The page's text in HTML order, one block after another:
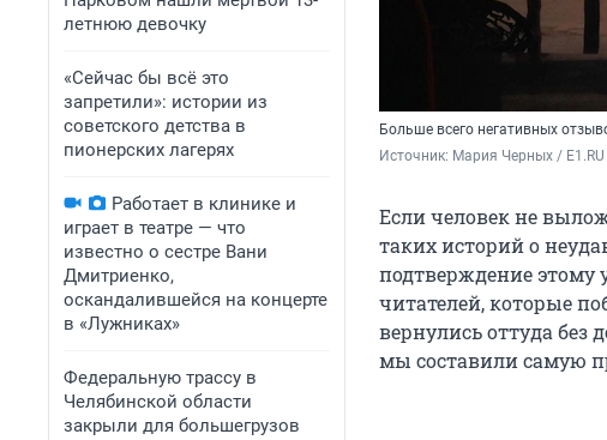
летнюю девочку
«Сейчас бы всё это
запретили»: истории из
советского детства в
пионерских лагерях
Работает в клинике и
играет в театре — что
известно о сестре Вани
Дмитриенко,
оскандалившейся на концерте
в «Лужниках»
Федеральную трассу в
Челябинской области
закрыли для большегрузов
Больше всего негативных
Источник: Мария Черных / E1.RU
Если человек не
таких историй о
подтверждение этому
читателей, которые
вернулись оттуда без
мы составили самую